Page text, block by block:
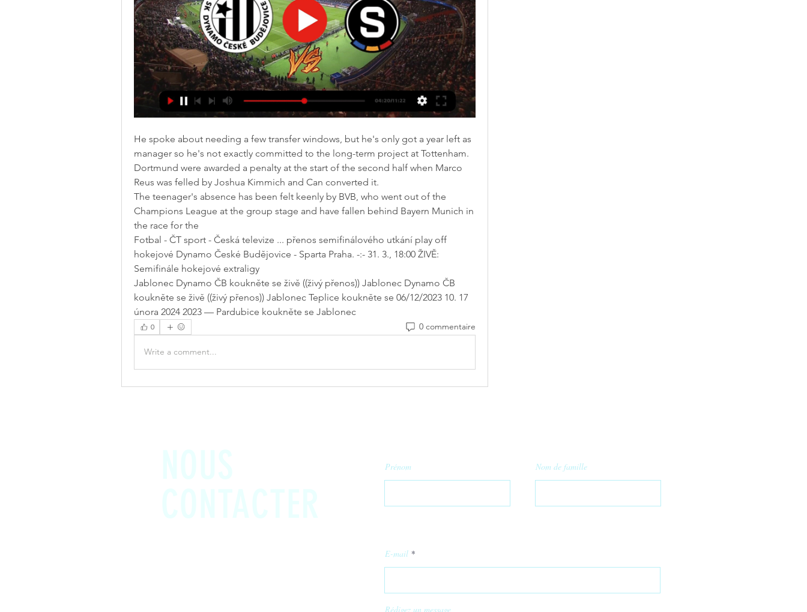
He spoke about needing a few transfer windows, but he's only got a year left as
manager so he's not exactly committed to the long-term project at Tottenham.
Dortmund were awarded a penalty at the start of the second half when Marco
Reus was felled by Joshua Kimmich and Can converted it.
The teenager's absence has been felt keenly by BVB, who went out of the
Champions League at the group stage and have fallen behind Bayern Munich in
the race for the
Fotbal - ČT sport - Česká televize ... přenos semifinálového utkání play off
hokejové Dynamo České Budějovice - Sparta Praha. -:- 31. 3., 18:00 ŽIVĚ:
Semifinále hokejové extraligy
Jablonec Dynamo ČB koukněte se živě ((živý přenos)) Jablonec Dynamo ČB
koukněte se živě ((živý přenos)) Jablonec Teplice koukněte se 06/12/2023 10. 17
února 2024 2023 — Pardubice koukněte se Jablonec
0 0 commentaire
Write a comment...
Prénom Nom de famille
E-mail
Rédigez un message